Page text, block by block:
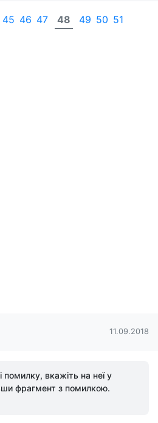
45 46 47 48 49 50 51
11.09.2018
помилку, вкажіть на неї у
фрагмент з помилкою.